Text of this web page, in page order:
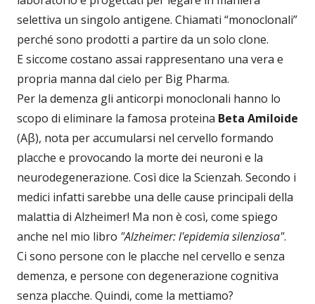
selettiva un singolo antigene. Chiamati “monoclonali”
perché sono prodotti a partire da un solo clone.
E siccome costano assai rappresentano una vera e
propria manna dal cielo per Big Pharma.
Per la demenza gli anticorpi monoclonali hanno lo
scopo di eliminare la famosa proteina Beta Amiloide
(Aβ), nota per accumularsi nel cervello formando
placche e provocando la morte dei neuroni e la
neurodegenerazione. Così dice la Scienzah. Secondo i
medici infatti sarebbe una delle cause principali della
malattia di Alzheimer! Ma non è così, come spiego
anche nel mio libro "Alzheimer: l'epidemia silenziosa".
Ci sono persone con le placche nel cervello e senza
demenza, e persone con degenerazione cognitiva
senza placche. Quindi, come la mettiamo?